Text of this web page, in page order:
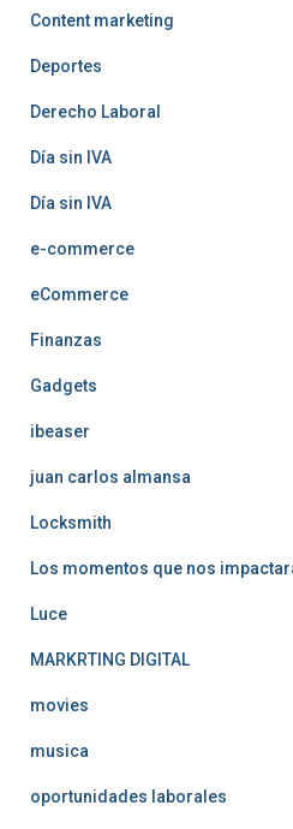
Content marketing
Deportes
Derecho Laboral
Día sin IVA
Día sin IVA
e-commerce
eCommerce
Finanzas
Gadgets
ibeaser
juan carlos almansa
Locksmith
Los momentos que nos
Luce
MARKRTING DIGITAL
movies
musica
oportunidades laborales